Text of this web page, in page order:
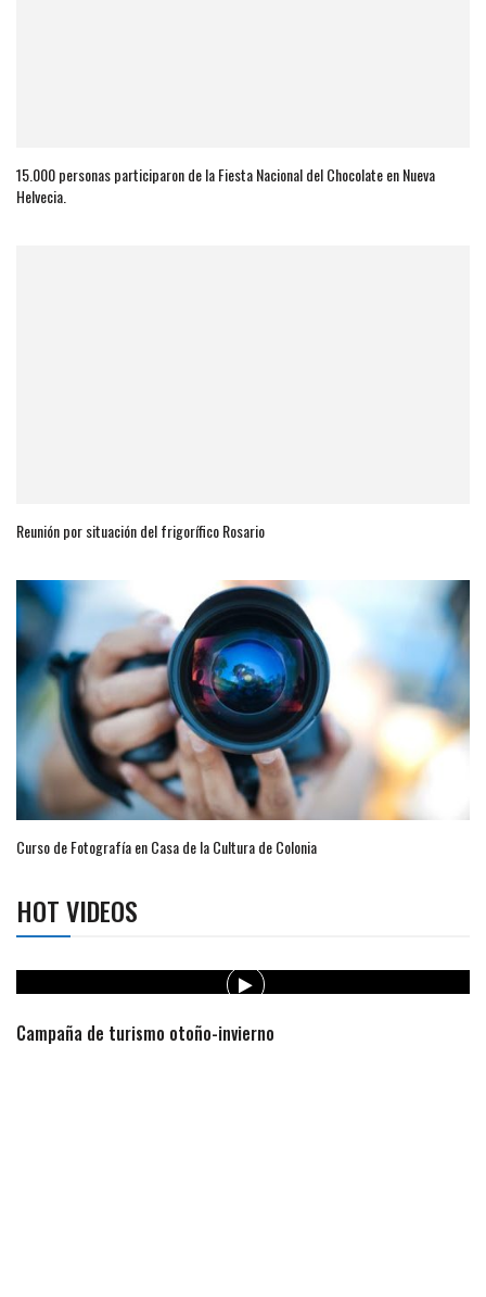
15.000 personas participaron de la Fiesta Nacional del Chocolate en Nueva
Helvecia.
Reunión por situación del frigorífico Rosario
Curso de Fotografía en Casa de la Cultura de Colonia
HOT VIDEOS
Campaña de turismo otoño-invierno